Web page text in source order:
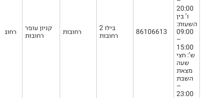
קניון עופר
רחובות
רחובות
בילו 2
רחובות
86106613
20:00
ו’ בין
השעות:
09:00
–
15:00
ש’: חצי
שעה
מצאת
השבת
–
23:00